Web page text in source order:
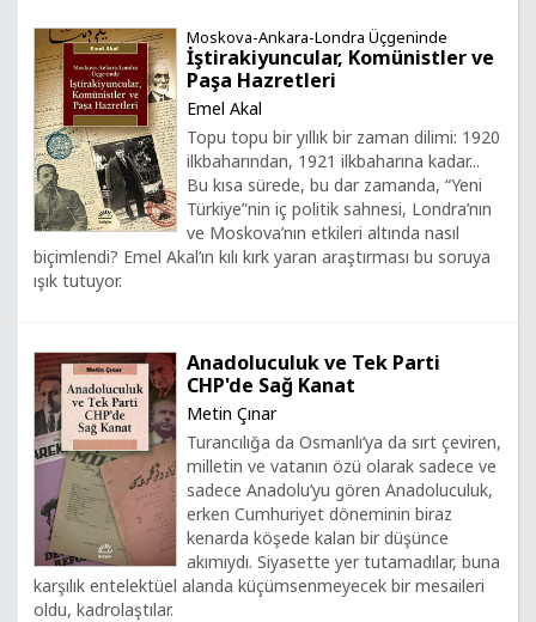
Moskova-Ankara-Londra Üçgeninde
İştirakiyuncular, Komünistler ve
Paşa Hazretleri
Emel Akal
Topu topu bir yıllık bir zaman dilimi: 1920
ilkbaharından, 1921 ilkbaharına kadar...
Bu kısa sürede, bu dar zamanda, “Yeni
Türkiye”nin iç politik sahnesi, Londra’nın
ve Moskova’nın etkileri altında nasıl
biçimlendi? Emel Akal’ın kılı kırk yaran araştırması bu soruya
ışık tutuyor.
Anadoluculuk ve Tek Parti
CHP'de Sağ Kanat
Metin Çınar
Turancılığa da Osmanlı’ya da sırt çeviren,
milletin ve vatanın özü olarak sadece ve
sadece Anadolu’yu gören Anadoluculuk,
erken Cumhuriyet döneminin biraz
kenarda köşede kalan bir düşünce
akımıydı. Siyasette yer tutamadılar, buna
karşılık entelektüel alanda küçümsenmeyecek bir mesaileri
oldu, kadrolaştılar.